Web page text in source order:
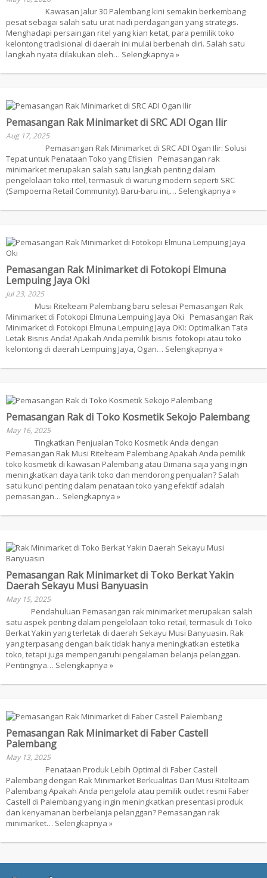
Kawasan Jalur 30 Palembang kini semakin berkembang
pesat sebagai salah satu urat nadi perdagangan yang strategis.
Menghadapi persaingan ritel yang kian ketat, para pemilik toko
kelontong tradisional di daerah ini mulai berbenah diri. Salah satu
langkah nyata dilakukan oleh… Selengkapnya »
Pemasangan Rak Minimarket di SRC ADI Ogan Ilir
Aug 17, 2025
Pemasangan Rak Minimarket di SRC ADI Ogan Ilir: Solusi
Tepat untuk Penataan Toko yang Efisien Pemasangan rak
minimarket merupakan salah satu langkah penting dalam
pengelolaan toko ritel, termasuk di warung modern seperti SRC
(Sampoerna Retail Community). Baru-baru ini,… Selengkapnya »
Pemasangan Rak Minimarket di Fotokopi Elmuna
Lempuing Jaya Oki
Jul 23, 2025
Musi Ritelteam Palembang baru selesai Pemasangan Rak
Minimarket di Fotokopi Elmuna Lempuing Jaya Oki Pemasangan Rak
Minimarket di Fotokopi Elmuna Lempuing Jaya OKI: Optimalkan Tata
Letak Bisnis Anda! Apakah Anda pemilik bisnis fotokopi atau toko
kelontong di daerah Lempuing Jaya, Ogan… Selengkapnya »
Pemasangan Rak di Toko Kosmetik Sekojo Palembang
May 16, 2025
Tingkatkan Penjualan Toko Kosmetik Anda dengan
Pemasangan Rak Musi Ritelteam Palembang Apakah Anda pemilik
toko kosmetik di kawasan Palembang atau Dimana saja yang ingin
meningkatkan daya tarik toko dan mendorong penjualan? Salah
satu kunci penting dalam penataan toko yang efektif adalah
pemasangan… Selengkapnya »
Pemasangan Rak Minimarket di Toko Berkat Yakin
Daerah Sekayu Musi Banyuasin
May 15, 2025
Pendahuluan Pemasangan rak minimarket merupakan salah
satu aspek penting dalam pengelolaan toko retail, termasuk di Toko
Berkat Yakin yang terletak di daerah Sekayu Musi Banyuasin. Rak
yang terpasang dengan baik tidak hanya meningkatkan estetika
toko, tetapi juga mempengaruhi pengalaman belanja pelanggan.
Pentingnya… Selengkapnya »
Pemasangan Rak Minimarket di Faber Castell
Palembang
May 13, 2025
Penataan Produk Lebih Optimal di Faber Castell
Palembang dengan Rak Minimarket Berkualitas Dari Musi Ritelteam
Palembang Apakah Anda pengelola atau pemilik outlet resmi Faber
Castell di Palembang yang ingin meningkatkan presentasi produk
dan kenyamanan berbelanja pelanggan? Pemasangan rak
minimarket… Selengkapnya »